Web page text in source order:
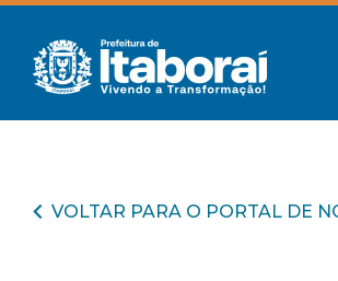
VOLTAR PARA O PORTAL DE